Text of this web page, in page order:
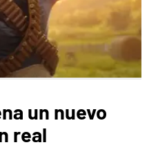
un nuevo
real